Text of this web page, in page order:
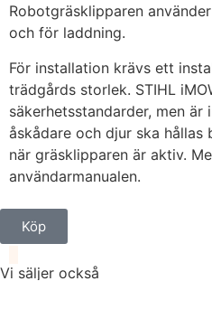
Robotgräsklipparen
och för laddning.
För installation krävs ett
trädgårds storlek. STIHL
säkerhetsstandarder, men är
åskådare och djur ska
när gräsklipparen är aktiv.
användarmanualen.
Köp
Vi säljer också